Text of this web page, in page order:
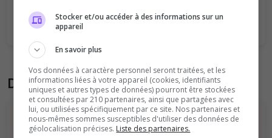
Donner son avis sur le serveur
Stocker et/ou accéder à des informations sur un
appareil
En savoir plus
Vos données à caractère personnel seront traitées, et les
informations liées à votre appareil (cookies, identifiants
uniques et autres types de données) pourront être stockées
et consultées par 210 partenaires, ainsi que partagées avec
lui, ou utilisées spécifiquement par ce site. Nos partenaires et
nous-mêmes sommes susceptibles d'utiliser des données de
géolocalisation précises. Liste des partenaires.